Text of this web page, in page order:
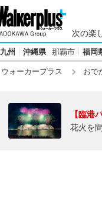
次の楽
九州 沖縄県 那覇市 福岡
ウォーカープラス おで
【臨港
花火を